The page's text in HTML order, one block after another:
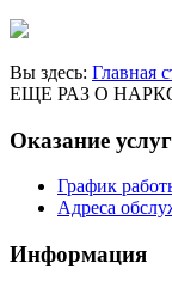
Вы здесь: Главная
ЕЩЕ РАЗ О
Оказание услуг
График
Адреса
Информация